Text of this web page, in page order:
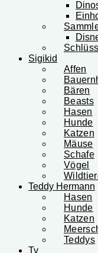
Sigikid
Affen
Bären
Beasts
Hasen
Hunde
Katzen
Mäuse
Schafe
Vögel
Teddy Hermann
Hasen
Hunde
Katzen
Teddys
Ty